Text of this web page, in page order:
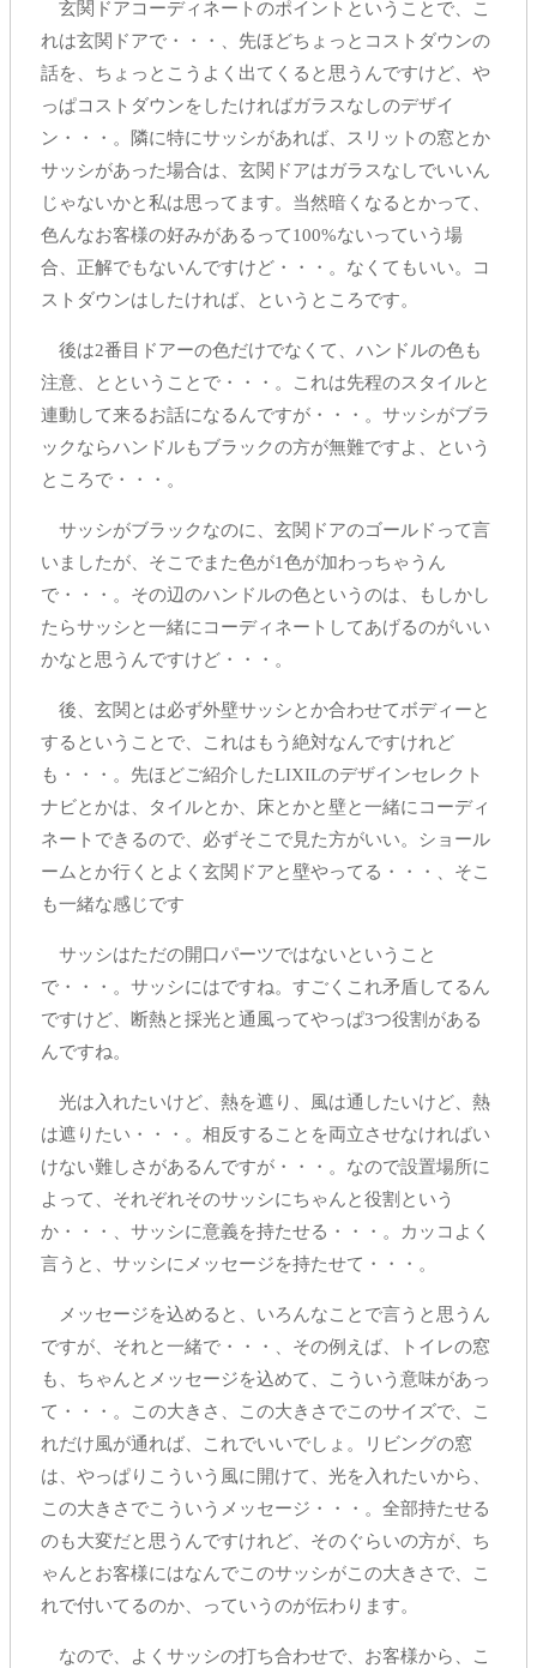
玄関ドアコーディネートのポイントということで、こ
れは玄関ドアで・・・、先ほどちょっとコストダウンの
話を、ちょっとこうよく出てくると思うんですけど、や
っぱコストダウンをしたければガラスなしのデザイ
ン・・・。隣に特にサッシがあれば、スリットの窓とか
サッシがあった場合は、玄関ドアはガラスなしでいいん
じゃないかと私は思ってます。当然暗くなるとかって、
色んなお客様の好みがあるって100%ないっていう場
合、正解でもないんですけど・・・。なくてもいい。コ
ストダウンはしたければ、というところです。
後は2番目ドアーの色だけでなくて、ハンドルの色も
注意、とということで・・・。これは先程のスタイルと
連動して来るお話になるんですが・・・。サッシがブラ
ックならハンドルもブラックの方が無難ですよ、という
ところで・・・。
サッシがブラックなのに、玄関ドアのゴールドって言
いましたが、そこでまた色が1色が加わっちゃうん
で・・・。その辺のハンドルの色というのは、もしかし
たらサッシと一緒にコーディネートしてあげるのがいい
かなと思うんですけど・・・。
後、玄関とは必ず外壁サッシとか合わせてボディーと
するということで、これはもう絶対なんですけれど
も・・・。先ほどご紹介したLIXILのデザインセレクト
ナビとかは、タイルとか、床とかと壁と一緒にコーディ
ネートできるので、必ずそこで見た方がいい。ショール
ームとか行くとよく玄関ドアと壁やってる・・・、そこ
も一緒な感じです
サッシはただの開口パーツではないということ
で・・・。サッシにはですね。すごくこれ矛盾してるん
ですけど、断熱と採光と通風ってやっぱ3つ役割がある
んですね。
光は入れたいけど、熱を遮り、風は通したいけど、熱
は遮りたい・・・。相反することを両立させなければい
けない難しさがあるんですが・・・。なので設置場所に
よって、それぞれそのサッシにちゃんと役割という
か・・・、サッシに意義を持たせる・・・。カッコよく
言うと、サッシにメッセージを持たせて・・・。
メッセージを込めると、いろんなことで言うと思うん
ですが、それと一緒で・・・、その例えば、トイレの窓
も、ちゃんとメッセージを込めて、こういう意味があっ
て・・・。この大きさ、この大きさでこのサイズで、こ
れだけ風が通れば、これでいいでしょ。リビングの窓
は、やっぱりこういう風に開けて、光を入れたいから、
この大きさでこういうメッセージ・・・。全部持たせる
のも大変だと思うんですけれど、そのぐらいの方が、ち
ゃんとお客様にはなんでこのサッシがこの大きさで、こ
れで付いてるのか、っていうのが伝わります。
なので、よくサッシの打ち合わせで、お客様から、こ